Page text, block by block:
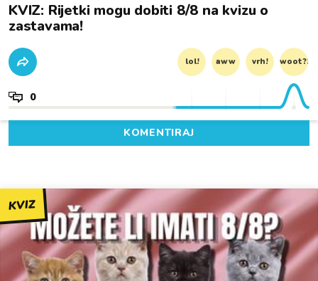
KVIZ: Rijetki mogu dobiti 8/8 na kvizu o
zastavama!
lol! aww vrh! woot?!
0
KOMENTIRAJ
KVIZ